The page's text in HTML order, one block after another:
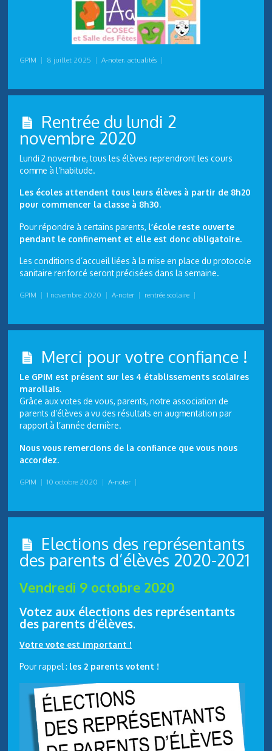
GPIM | 8 juillet 2025 | A-noter,actualités |
Rentrée du lundi 2
novembre 2020
Lundi 2 novembre, tous les élèves reprendront les cours
comme à l’habitude.
Les écoles attendent tous leurs élèves à partir de 8h20
pour commencer la classe à 8h30.
Pour répondre à certains parents, l’école reste ouverte
pendant le confinement et elle est donc obligatoire.
Les conditions d’accueil liées à la mise en place du protocole
sanitaire renforcé seront précisées dans la semaine.
GPIM | 1 novembre 2020 | A-noter | rentrée scolaire |
Merci pour votre confiance !
Le GPIM est présent sur les 4 établissements scolaires
marollais.
Grâce aux votes de vous, parents, notre association de
parents d’élèves a vu des résultats en augmentation par
rapport à l’année dernière.
Nous vous remercions de la confiance que vous nous
accordez.
GPIM | 10 octobre 2020 | A-noter |
Elections des représentants
des parents d’élèves 2020-2021
Vendredi 9 octobre 2020
Votez aux élections des représentants
des parents d’élèves.
Votre vote est important !
Pour rappel : les 2 parents votent !